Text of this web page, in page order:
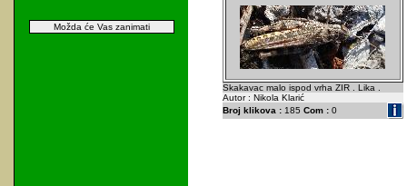
Možda će Vas zanimati
Skakavac malo ispod vrha ZIR . Lika .
Autor : Nikola Klarić
Broj klikova :185 Com :0